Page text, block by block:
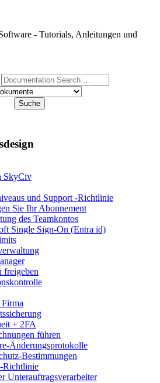
- Tutorials, Anleitungen und
SkyCiv
und Support -Richtlinie
Sie Ihr Abonnement
des Teamkontos
Single Sign-On (Entra id)
freigeben
Firma
+ 2FA
führen
Änderungsprotokolle
Bestimmungen
Richtlinie
Unterauftragsverarbeiter